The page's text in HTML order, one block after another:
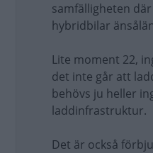
samfälligheten
hybridbilar
Lite moment 22,
det inte går att
behövs ju heller
laddinfrastruktur.
Det är också